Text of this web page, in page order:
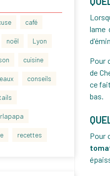
café
noël Lyon
cuisine
conseils
recettes
lame
Pour
de
ce
bas.
Pour